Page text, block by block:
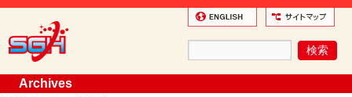
Archives